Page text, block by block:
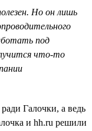
Но он лишь
под
что-то
Галочки, а ведь
и hh.ru решили